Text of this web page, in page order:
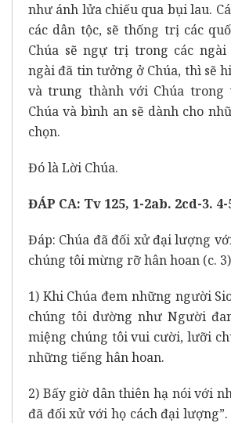
như ánh lửa chiếu qua bụi lau.
các dân tộc, sẽ thống trị các
Chúa sẽ ngự trị trong các ngài
ngài đã tin tưởng ở Chúa, thì sẽ
và trung thành với Chúa trong
Chúa và bình an sẽ dành cho
chọn.
Đó là Lời Chúa.
ĐÁP CA: Tv 125, 1-2ab. 2cd-3. 4-
Đáp: Chúa đã đối xử đại lượng
chúng tôi mừng rỡ hân hoan (c.
1) Khi Chúa đem những người
chúng tôi dường như Người
miệng chúng tôi vui cười, lưỡi
những tiếng hân hoan.
2) Bấy giờ dân thiên hạ nói với
đã đối xử với họ cách đại